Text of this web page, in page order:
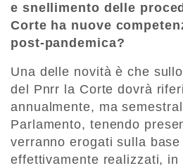
e snellimento delle
Corte ha nuove
post-pandemica?
Una delle novità è che
del Pnrr la Corte dovrà
annualmente, ma
Parlamento, tenendo
verranno erogati sulla
effettivamente realizzati, in